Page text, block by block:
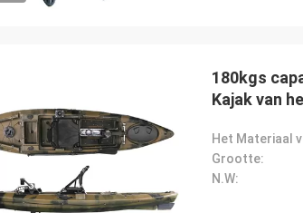
180kgs
Kajak van
Grootte:
N.W: